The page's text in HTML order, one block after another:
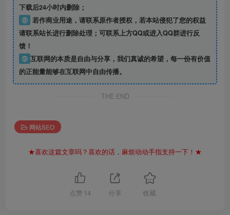
下载后24小时内删除；
⑧ 若作商业用途，请联系原作者授权，若本站侵犯了您的权益
请联系站长进行删除处理；可联系上方QQ或进入QQ群进行反
馈！
⑨ 互联网的本质是自由与分享，我们真诚的希望，每一份有价值
的正能量能够在互联网中自由传播。
THE END
网站SEO
★喜欢这篇文章吗？喜欢的话，麻烦动动手指支持一下！★
点赞 14 分享 收藏